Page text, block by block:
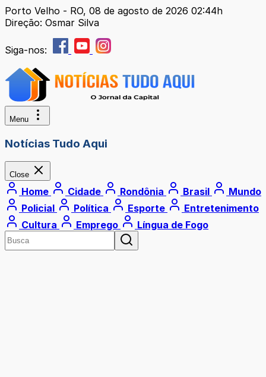
Porto Velho - RO, 08 de agosto de 2026 02:44h
Direção: Osmar Silva
Siga-nos:
Menu
Notícias Tudo Aqui
Close
Home Cidade Rondônia Brasil
Mundo
Policial
Política Esporte
Entretenimento
Cultura
Emprego Língua de Fogo